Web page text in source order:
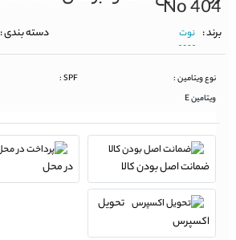
No 404
برند : نوت دسته بندی :
نوع ویتامین :
ویتامین E
SPF :
ضمانت اصل بودن کالا
در محل
تحویل
اکسپرس